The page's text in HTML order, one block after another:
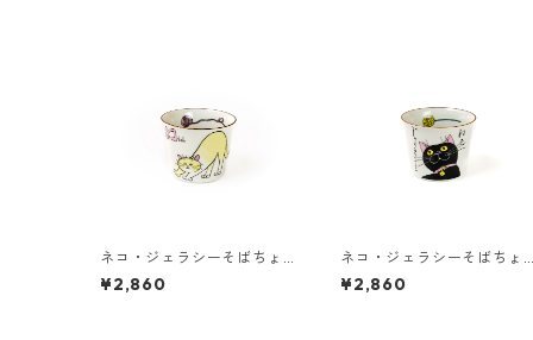
ネコ・ジェラシーそばちょ
こ クリーム
¥2,860
ネコ・ジェラシーそばちょ
こ くろねこ
¥2,860